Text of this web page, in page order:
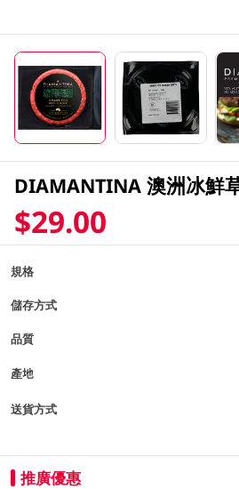
DIAMANTINA 澳洲冰鮮
$29.00
規格
儲存方式
品質
產地
送貨方式
推廣優惠